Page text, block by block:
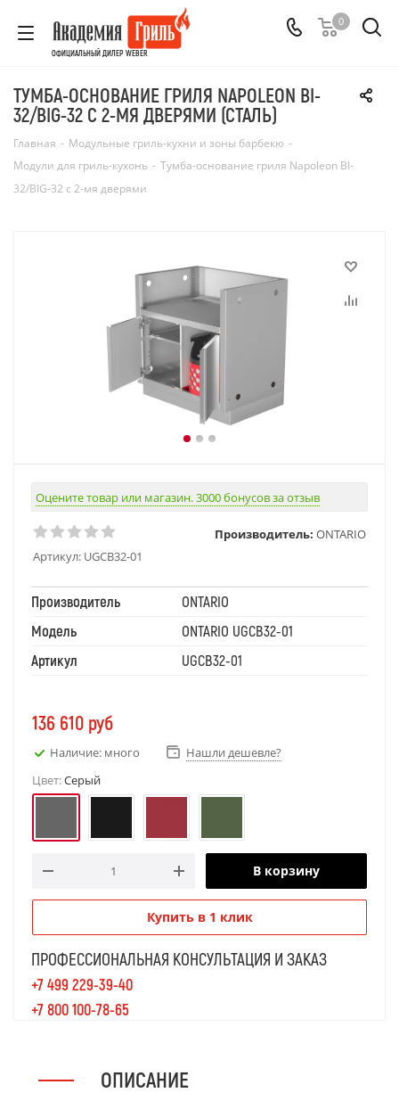
ОФИЦИАЛЬНЫЙ ДИЛЕР WEBER
0
ТУМБА-ОСНОВАНИЕ ГРИЛЯ NAPOLEON BI-
32/BIG-32 С 2-МЯ ДВЕРЯМИ (СТАЛЬ)
Главная - Модульные гриль-кухни и зоны барбекю -
Модули для гриль-кухонь - Тумба-основание гриля Napoleon BI-
32/BIG-32 с 2-мя дверями
Оцените товар или магазин. 3000 бонусов за отзыв
Артикул: UGCB32-01
Производитель: ONTARIO
Производитель
ONTARIO
Модель
ONTARIO UGCB32-01
Артикул
UGCB32-01
136 610 руб
Наличие: много
Нашли дешевле?
Цвет:Серый
В корзину
Купить в 1 клик
ПРОФЕССИОНАЛЬНАЯ КОНСУЛЬТАЦИЯ И ЗАКАЗ
+7 499 229-39-40
+7 800 100-78-65
ОПИСАНИЕ